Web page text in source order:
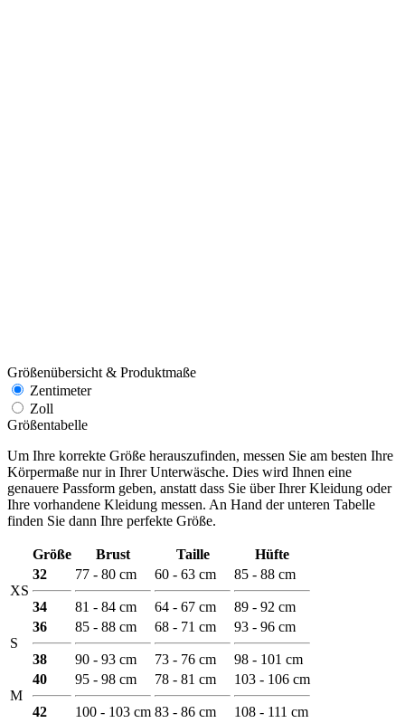
Größenübersicht & Produktmaße
Zentimeter
Zoll
Größentabelle
Um Ihre korrekte Größe herauszufinden, messen Sie am besten Ihre
Körpermaße nur in Ihrer Unterwäsche. Dies wird Ihnen eine
genauere Passform geben, anstatt dass Sie über Ihrer Kleidung oder
Ihre vorhandene Kleidung messen. An Hand der unteren Tabelle
finden Sie dann Ihre perfekte Größe.
Größe Brust Taille Hüfte
XS
32
34
77 - 80 cm
81 - 84 cm
60 - 63 cm
64 - 67 cm
85 - 88 cm
89 - 92 cm
S
36
38
85 - 88 cm
90 - 93 cm
68 - 71 cm
73 - 76 cm
93 - 96 cm
98 - 101 cm
M
40
42
95 - 98 cm
100 - 103 cm
78 - 81 cm
83 - 86 cm
103 - 106 cm
108 - 111 cm